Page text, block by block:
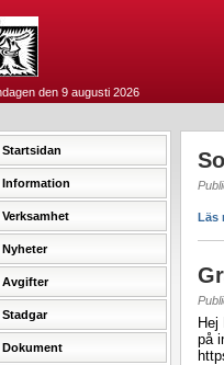
den 9 augusti 2026
Startsidan
Information
Verksamhet
Nyheter
Avgifter
Stadgar
Dokument
Läs
Hej
på